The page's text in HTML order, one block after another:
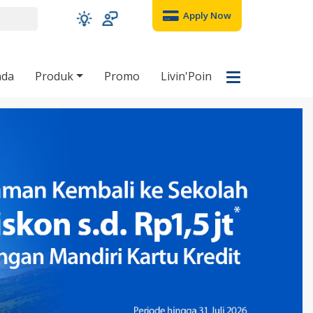
Apply Now
Produk Promo Livin'Poin